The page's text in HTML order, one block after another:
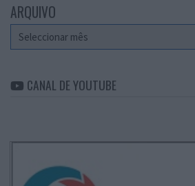
ARQUIVO
Arquivo
CANAL DE YOUTUBE